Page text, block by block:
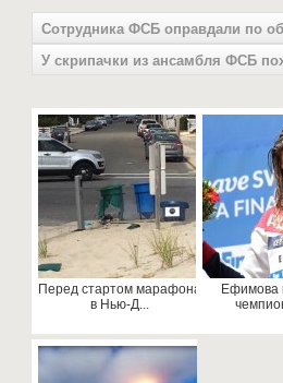
Сотрудника ФСБ оправдали по
У скрипачки из ансамбля ФСБ
Перед стартом марафона
в Нью-Д...
Ефимова